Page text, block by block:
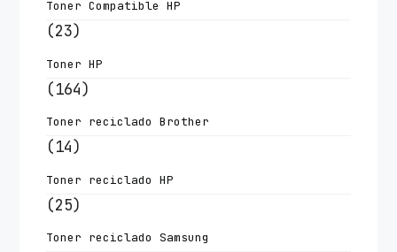
Toner Compatible HP
(23)
Toner HP
(164)
Toner reciclado Brother
(14)
Toner reciclado HP
(25)
Toner reciclado Samsung